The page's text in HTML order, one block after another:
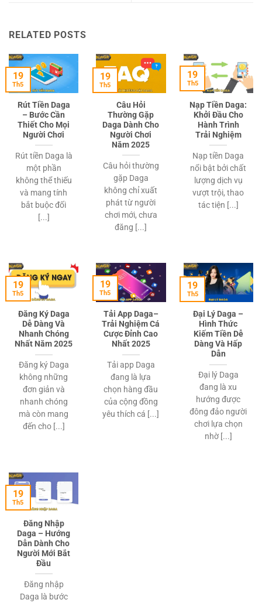
RELATED POSTS
Rút Tiền Daga
– Bước Cần
Thiết Cho Mọi
Người Chơi
Rút tiền Daga là
một phần
không thể thiếu
và mang tính
bắt buộc đối
[...]
19
Th5
Câu Hỏi
Thường Gặp
Daga Dành Cho
Người Chơi
Năm 2025
Câu hỏi thường
gặp Daga
không chỉ xuất
phát từ người
chơi mới, chưa
đăng [...]
19
Th5
Nạp Tiền Daga:
Khởi Đầu Cho
Hành Trình
Trải Nghiệm
Nạp tiền Daga
nổi bật bởi chất
lượng dịch vụ
vượt trội, thao
tác tiện [...]
19
Th5
Đăng Ký Daga
Dễ Dàng Và
Nhanh Chóng
Nhất Năm 2025
Đăng ký Daga
không những
đơn giản và
nhanh chóng
mà còn mang
đến cho [...]
19
Th5
Tải App Daga–
Trải Nghiệm Cá
Cược Đỉnh Cao
Nhất 2025
Tải app Daga
đang là lựa
chọn hàng đầu
của cộng đồng
yêu thích cá [...]
19
Th5
Đại Lý Daga –
Hình Thức
Kiếm Tiền Dễ
Dàng Và Hấp
Dẫn
Đại lý Daga
đang là xu
hướng được
đông đảo người
chơi lựa chọn
nhờ [...]
19
Th5
Đăng Nhập
Daga – Hướng
Dẫn Dành Cho
Người Mới Bắt
Đầu
Đăng nhập
Daga là bước
19
Th5